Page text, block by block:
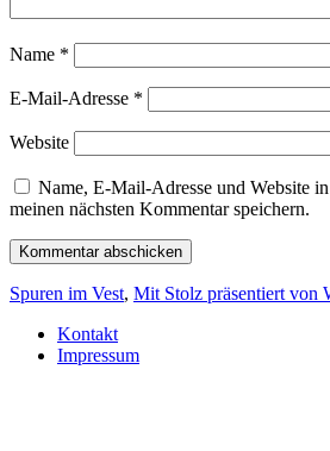
Name *
E-Mail-Adresse *
Website
Name, E-Mail-Adresse und Website
meinen nächsten Kommentar speichern.
Spuren im Vest, Mit Stolz präsentiert von
Kontakt
Impressum